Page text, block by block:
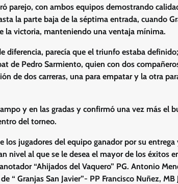
parejo, con ambos equipos demostrando
la parte baja de la séptima entrada, cuando
la victoria, manteniendo una ventaja mínima.
diferencia, parecía que el triunfo estaba
de Pedro Sarmiento, quien con dos
de dos carreras, una para empatar y la otra
y en las gradas y confirmó una vez más el
del torneo.
los jugadores del equipo ganador por su entrega
nivel al que se le desea el mayor de los éxitos
“Ahijados del Vaquero” PG. Antonio
“ Granjas San Javier”- PP Francisco Nuñez, MB